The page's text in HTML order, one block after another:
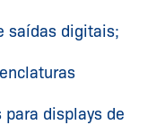
saídas digitais;
displays de